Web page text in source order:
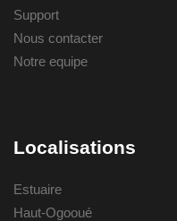
Support
Nous contacter
Notre equipe
Localisations
Estuaire
Haut-Ogooué